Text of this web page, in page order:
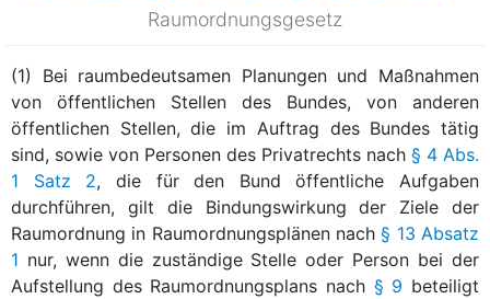
Raumordnungsgesetz
(1) Bei raumbedeutsamen Planungen und Maßnahmen
von öffentlichen Stellen des Bundes, von anderen
öffentlichen Stellen, die im Auftrag des Bundes tätig
sind, sowie von Personen des Privatrechts nach § 4 Abs.
1 Satz 2, die für den Bund öffentliche Aufgaben
durchführen, gilt die Bindungswirkung der Ziele der
Raumordnung in Raumordnungsplänen nach§ 13 Absatz
1 nur, wenn die zuständige Stelle oder Person bei der
Aufstellung des Raumordnungsplans nach § 9 beteiligt